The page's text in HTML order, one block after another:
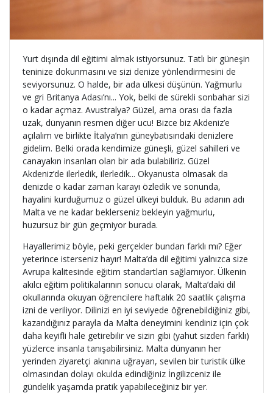
Yurt dışında dil eğitimi almak istiyorsunuz. Tatlı bir güneşin
teninize dokunmasını ve sizi denize yönlendirmesini de
seviyorsunuz. O halde, bir ada ülkesi düşünün. Yağmurlu
ve gri Britanya Adası’nı... Yok, belki de sürekli sonbahar sizi
o kadar açmaz. Avustralya? Güzel, ama orası da fazla
uzak, dünyanın resmen diğer ucu! Bizce biz Akdeniz’e
açılalım ve birlikte İtalya’nın güneybatısındaki denizlere
gidelim. Belki orada kendimize güneşli, güzel sahilleri ve
canayakın insanları olan bir ada bulabiliriz. Güzel
Akdeniz’de ilerledik, ilerledik... Okyanusta olmasak da
denizde o kadar zaman karayı özledik ve sonunda,
hayalini kurduğumuz o güzel ülkeyi bulduk. Bu adanın adı
Malta ve ne kadar beklerseniz bekleyin yağmurlu,
huzursuz bir gün geçmiyor burada.
Hayallerimiz böyle, peki gerçekler bundan farklı mı? Eğer
yeterince isterseniz hayır! Malta’da dil eğitimi yalnızca size
Avrupa kalitesinde eğitim standartları sağlamıyor. Ülkenin
akılcı eğitim politikalarının sonucu olarak, Malta’daki dil
okullarında okuyan öğrencilere haftalık 20 saatlik çalışma
izni de veriliyor. Dilinizi en iyi seviyede öğrenebildiğiniz gibi,
kazandığınız parayla da Malta deneyimini kendiniz için çok
daha keyifli hale getirebilir ve sizin gibi (yahut sizden farklı)
yüzlerce insanla tanışabilirsiniz. Malta dünyanın her
yerinden ziyaretçi akınına uğrayan, sevilen bir turistik ülke
olmasından dolayı okulda edindiğiniz İngilizceniz ile
gündelik yaşamda pratik yapabileceğiniz bir yer.